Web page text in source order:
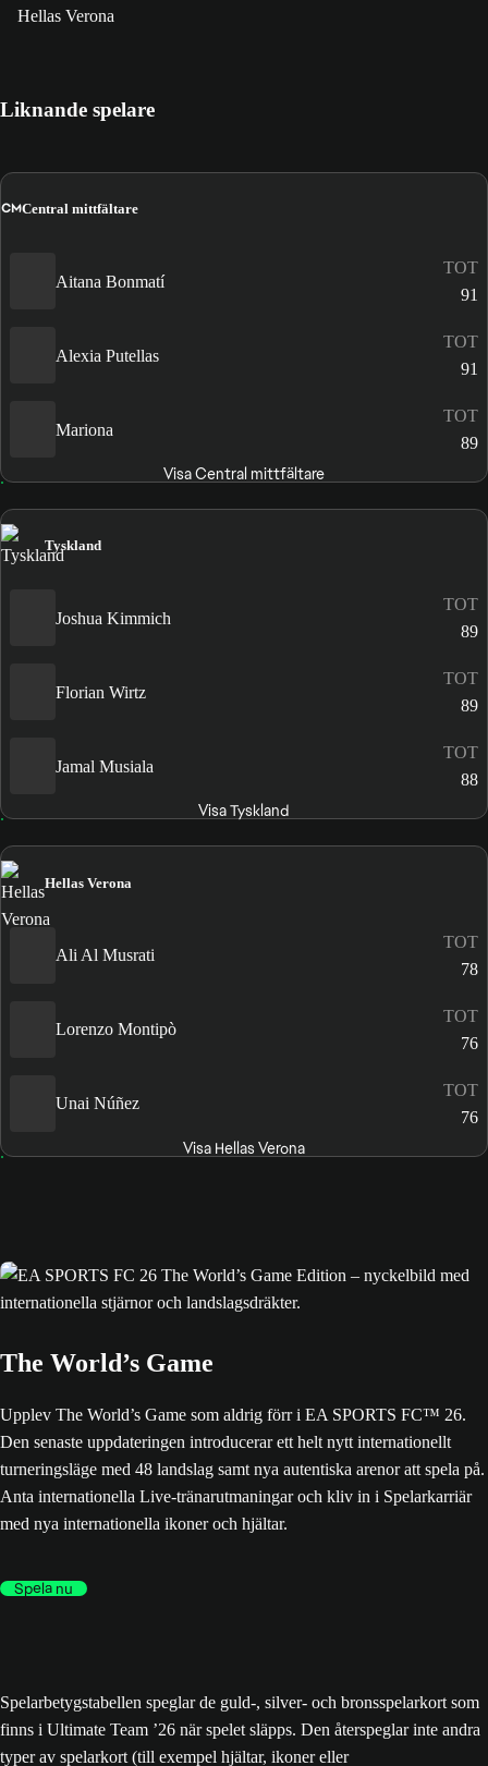
Hellas Verona
Liknande spelare
CMCentral mittfältare
Aitana Bonmatí
TOT
91
Alexia Putellas
TOT
91
Mariona
TOT
89
Visa Central mittfältare
Tyskland
Joshua Kimmich
TOT
89
Florian Wirtz
TOT
89
Jamal Musiala
TOT
88
Visa Tyskland
Hellas Verona
Ali Al Musrati
TOT
78
Lorenzo Montipò
TOT
76
Unai Núñez
TOT
76
Visa Hellas Verona
The World’s Game
Upplev The World’s Game som aldrig förr i EA SPORTS FC™ 26.
Den senaste uppdateringen introducerar ett helt nytt internationellt
turneringsläge med 48 landslag samt nya autentiska arenor att spela på.
Anta internationella Live-tränarutmaningar och kliv in i Spelarkarriär
med nya internationella ikoner och hjältar.
Spela nu
Spelarbetygstabellen speglar de guld-, silver- och bronsspelarkort som
finns i Ultimate Team ’26 när spelet släpps. Den återspeglar inte andra
typer av spelarkort (till exempel hjältar, ikoner eller